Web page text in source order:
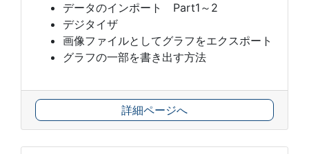
データのインポート Part1～2
デジタイザ
画像ファイルとしてグラフをエクスポート
グラフの一部を書き出す方法
詳細ページへ